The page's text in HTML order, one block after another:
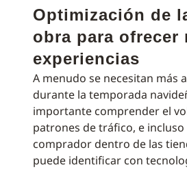
Optimización de
obra para ofrecer
experiencias
A menudo se necesitan más
durante la temporada
importante comprender el
patrones de tráfico, e
comprador dentro de las
puede identificar con